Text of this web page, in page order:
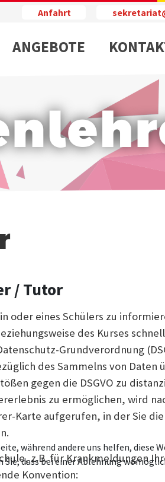
Anfahrt
ANGEBOTE
/ Tutor
oder eines Schülers zu
des Kurses
Grundverordnung
des Sammelns von Daten
gegen die DSGVO zu
zu ermöglichen, wird
Karte aufgerufen, in der Sie
z.B. für Krankmeldungen
Konvention:
während andere uns helfen, diese
dass bei einer Ablehnung